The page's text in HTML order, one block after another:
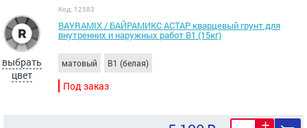
выбрать
цвет
Код: 12583
BAYRAMIX / БАЙРАМИКС АСТАР кварцевый грунт для
внутренних и наружных работ В1 (15кг)
матовый B1 (белая)
Под заказ